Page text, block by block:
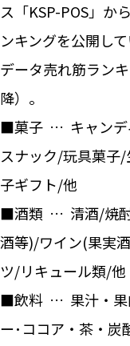
ス「KSP-POS」か
ンキングを公開し
データ売れ筋ラン
降）。
■菓子 … キャンデ
スナック/玩具菓子
子ギフト/他
■酒類 … 清酒/焼酎
酒等)/ワイン(果実
ツ/リキュール類/他
■飲料 … 果汁・果
ー･ココア・茶・炭